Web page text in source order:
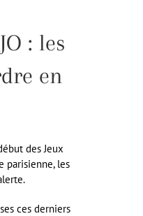
: les
en
des Jeux
parisienne, les
ces derniers